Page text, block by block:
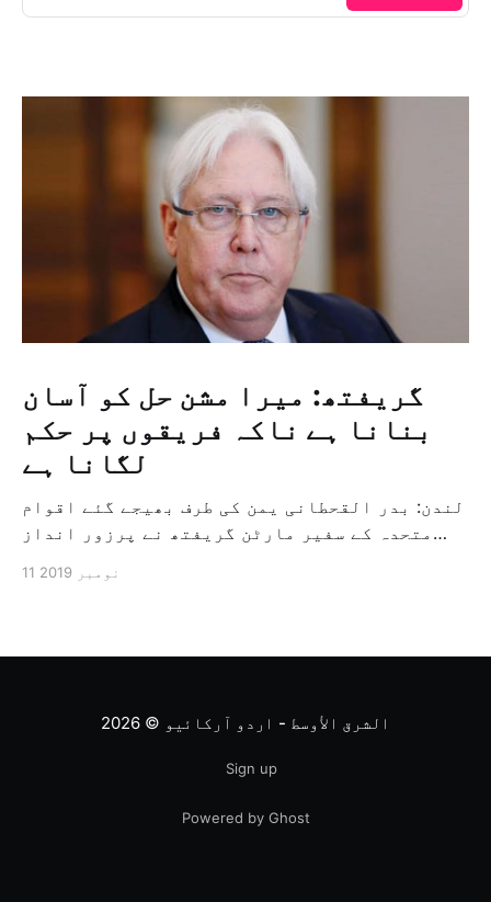
گریفتھ: میرا مشن حل کو آسان
بنانا ہے ناکہ فریقوں پر حکم
لگانا ہے
لندن: بدر القحطانی یمن کی طرف بھیجے گئے اقوام
متحدہ کے سفیر مارٹن گریفتھ نے پرزور انداز
ثالثی اور اس کشمکش کی حدبندی کرنے کے لئے ایک
11 نومبر 2019
الشرق الأوسط - اردو آرکائیو © 2026
Sign up
Powered by Ghost